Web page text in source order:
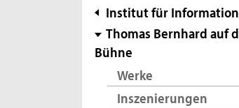
Subnavigation
Institut für
Thomas Bernhard auf
Bühne
Werke
Inszenierungen